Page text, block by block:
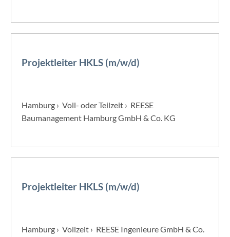
Projektleiter HKLS (m/w/d)
Hamburg › Voll- oder Teilzeit › REESE
Baumanagement Hamburg GmbH & Co. KG
Projektleiter HKLS (m/w/d)
Hamburg › Vollzeit › REESE Ingenieure GmbH & Co.